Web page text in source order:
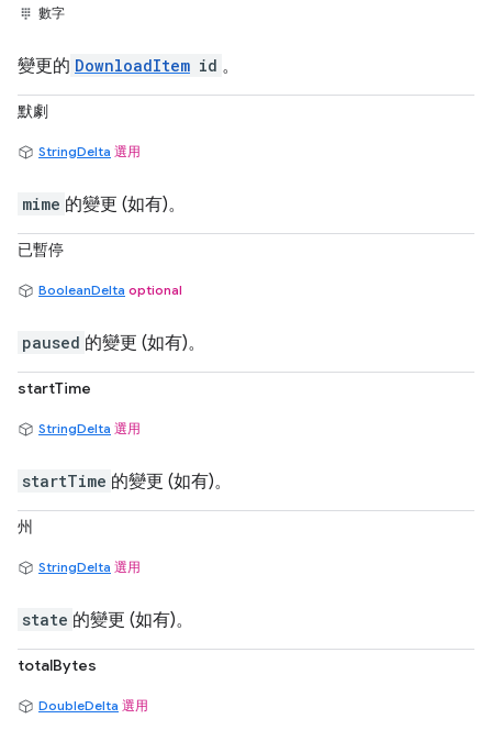
數字
變更的 DownloadItem id 。
默劇
StringDelta 選用
mime 的變更 (如有)。
已暫停
BooleanDelta optional
paused 的變更 (如有)。
startTime
StringDelta 選用
startTime 的變更 (如有)。
州
StringDelta 選用
state 的變更 (如有)。
totalBytes
DoubleDelta 選用